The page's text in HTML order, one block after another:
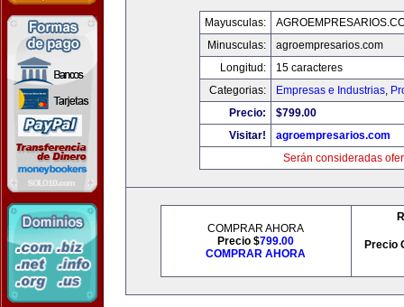
Mayusculas:
Minusculas:
agroempresarios.com
Longitud:
15 caracteres
Categorias:
Empresas e Industrias,
Precio:
$799.00
Visitar!
agroempresarios.com
Serán consideradas
COMPRAR AHORA
Precio $799.00
COMPRAR AHORA
Precio